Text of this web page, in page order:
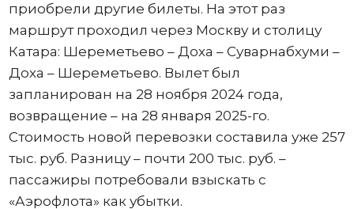
приобрели другие билеты. На этот раз
маршрут проходил через Москву и столицу
Катара: Шереметьево – Доха – Суварнабхуми –
Доха – Шереметьево. Вылет был
запланирован на 28 ноября 2024 года,
возвращение – на 28 января 2025-го.
Стоимость новой перевозки составила уже 257
тыс. руб. Разницу – почти 200 тыс. руб. –
пассажиры потребовали взыскать с
«Аэрофлота» как убытки.